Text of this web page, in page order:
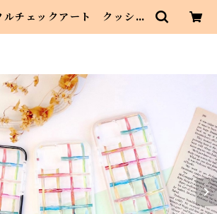
ルチェックアート クッショ